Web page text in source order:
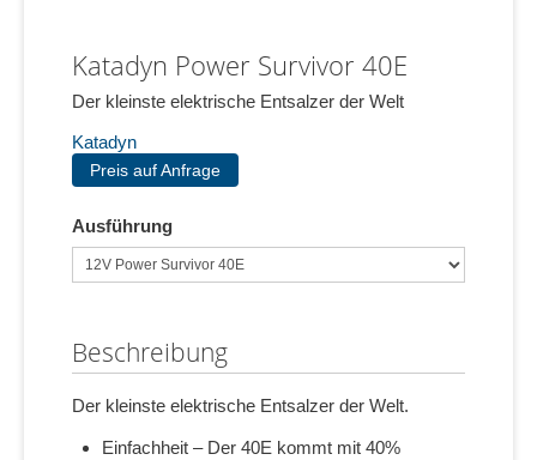
Katadyn Power Survivor 40E
Der kleinste elektrische Entsalzer der Welt
Katadyn
Preis auf Anfrage
Ausführung
Beschreibung
Der kleinste elektrische Entsalzer der Welt.
Einfachheit – Der 40E kommt mit 40%